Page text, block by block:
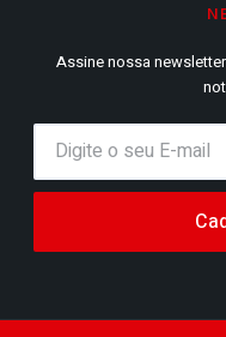
Assine nossa